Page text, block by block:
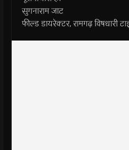
सुगनाराम जाट
फील्ड डायरेक्टर, रामगढ़ विषधारी